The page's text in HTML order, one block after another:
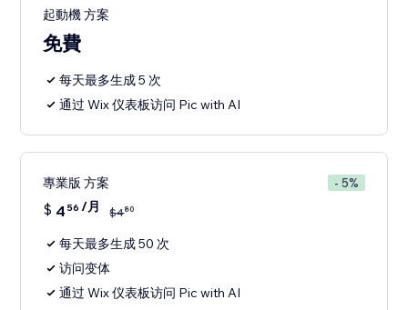
起動機 方案
免費
每天最多生成 5 次
通过 Wix 仪表板访问 Pic with AI
專業版 方案 - 5%
$ 4 56 /月 $480
每天最多生成 50 次
访问变体
通过 Wix 仪表板访问 Pic with AI